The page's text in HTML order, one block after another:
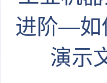
进阶—如
演示